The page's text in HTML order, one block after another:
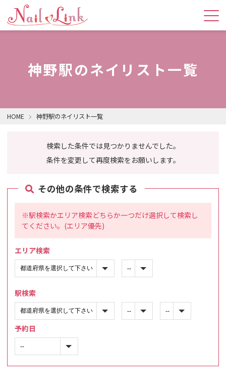
神野駅のネイリスト一覧
HOME 神野駅のネイリスト一覧
検索した条件では見つかりませんでした。
条件を変更して再度検索をお願いします。
その他の条件で検索する
※駅検索かエリア検索どちらか一つだけ選択して検索し
てください。(エリア優先)
エリア検索
駅検索
予約日